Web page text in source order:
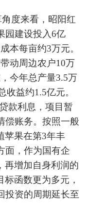
度来看，昭阳红
园建设投入6亿
本每亩约3万元。
动周边农户10万
今年总产量3.5万
益约1.5亿元。
款利息，项目暂
偿账务。按照一般
苹果在第3年丰
面，作为国有企
再增加自身利润的
函数更为多元，
投资的周期延长至